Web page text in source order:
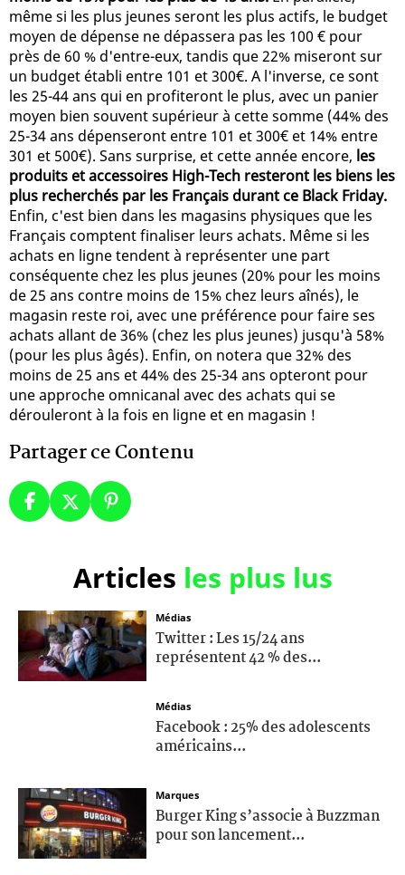
même si les plus jeunes seront les plus actifs, le budget
moyen de dépense ne dépassera pas les 100 € pour
près de 60 % d'entre-eux, tandis que 22% miseront sur
un budget établi entre 101 et 300€. A l'inverse, ce sont
les 25-44 ans qui en profiteront le plus, avec un panier
moyen bien souvent supérieur à cette somme (44% des
25-34 ans dépenseront entre 101 et 300€ et 14% entre
301 et 500€). Sans surprise, et cette année encore, les
produits et accessoires High-Tech resteront les biens les
plus recherchés par les Français durant ce Black Friday.
Enfin, c'est bien dans les magasins physiques que les
Français comptent finaliser leurs achats. Même si les
achats en ligne tendent à représenter une part
conséquente chez les plus jeunes (20% pour les moins
de 25 ans contre moins de 15% chez leurs aînés), le
magasin reste roi, avec une préférence pour faire ses
achats allant de 36% (chez les plus jeunes) jusqu'à 58%
(pour les plus âgés). Enfin, on notera que 32% des
moins de 25 ans et 44% des 25-34 ans opteront pour
une approche omnicanal avec des achats qui se
dérouleront à la fois en ligne et en magasin !
Partager ce Contenu
Articles les plus lus
Médias
Twitter : Les 15/24 ans
représentent 42 % des...
Médias
Facebook : 25% des adolescents
américains...
Marques
Burger King s’associe à Buzzman
pour son lancement...